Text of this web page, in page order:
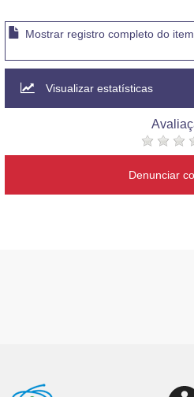
Mostrar registro completo do item
Visualizar estatísticas
Denunciar